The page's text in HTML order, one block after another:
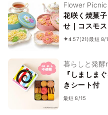
Flower
花咲く焼菓
せ｜コスモ
アケース付き
4.57(21)最短 8/
暮らしと発
『しましま
きシート付
最短 8/15